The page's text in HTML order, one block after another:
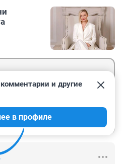
и другие
в профиле